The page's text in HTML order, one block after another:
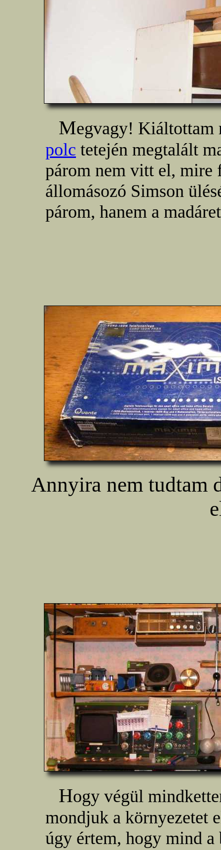
Megvagy! Kiáltottam
polc tetején megtalált
párom nem vitt el, mire
állomásozó Simson
párom, hanem a
Annyira nem tudtam
Hogy végül
mondjuk a környezetet
úgy értem, hogy mind